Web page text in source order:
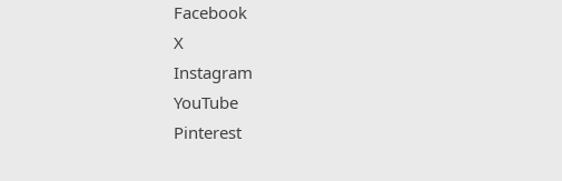
Facebook
X
Instagram
YouTube
Pinterest